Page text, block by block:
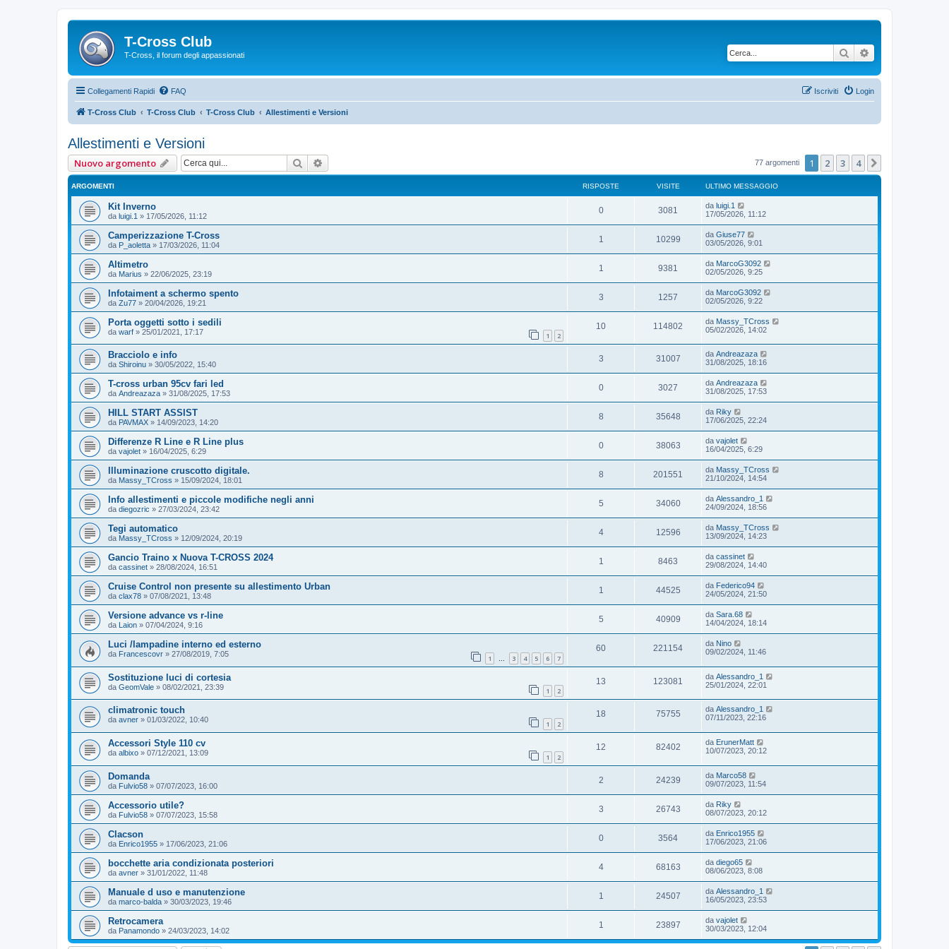
T-Cross Club
T-Cross, il forum degli appassionati Cerca
Collegamenti Rapidi FAQ Login
Iscriviti
T-Cross Club T-Cross Club T-Cross Club Allestimenti e Versioni
Allestimenti e Versioni
Nuovo argomento Cerca 77 argomenti 1 2 3 4
ARGOMENTI RISPOSTE VISITE ULTIMO MESSAGGIO
Kit Inverno
da luigi.1 » 17/05/2026, 11:12
0 3081 da luigi.1
17/05/2026, 11:12
Camperizzazione T-Cross
da P_aoletta » 17/03/2026, 11:04
1 10299 da Giuse77
03/05/2026, 9:01
Altimetro
da Marius » 22/06/2025, 23:19
1 9381 da MarcoG3092
02/05/2026, 9:25
Infotaiment a schermo spento
da Zu77 » 20/04/2026, 19:21
3 1257 da MarcoG3092
02/05/2026, 9:22
Porta oggetti sotto i sedili
da warf » 25/01/2021, 17:17 1 2
10 114802 da Massy_TCross
05/02/2026, 14:02
Bracciolo e info
da Shiroinu » 30/05/2022, 15:40
3 31007 da Andreazaza
31/08/2025, 18:16
T-cross urban 95cv fari led
da Andreazaza » 31/08/2025, 17:53
0 3027 da Andreazaza
31/08/2025, 17:53
HILL START ASSIST
da PAVMAX » 14/09/2023, 14:20
8 35648 da Riky
17/06/2025, 22:24
Differenze R Line e R Line plus
da vajolet » 16/04/2025, 6:29
0 38063 da vajolet
16/04/2025, 6:29
Illuminazione cruscotto digitale.
da Massy_TCross » 15/09/2024, 18:01
8 201551 da Massy_TCross
21/10/2024, 14:54
Info allestimenti e piccole modifiche negli anni
da diegozric » 27/03/2024, 23:42
5 34060 da Alessandro_1
24/09/2024, 18:56
Tegi automatico
da Massy_TCross » 12/09/2024, 20:19
4 12596 da Massy_TCross
13/09/2024, 14:23
Gancio Traino x Nuova T-CROSS 2024
da cassinet » 28/08/2024, 16:51
1 8463 da cassinet
29/08/2024, 14:40
Cruise Control non presente su allestimento Urban
da clax78 » 07/08/2021, 13:48
1 44525 da Federico94
24/05/2024, 21:50
Versione advance vs r-line
da Laion » 07/04/2024, 9:16
5 40909 da Sara.68
14/04/2024, 18:14
Luci /lampadine interno ed esterno
da Francescovr » 27/08/2019, 7:05 1 … 3 4 5 6 7
60 221154 da Nino
09/02/2024, 11:46
Sostituzione luci di cortesia
da GeomVale » 08/02/2021, 23:39 1 2
13 123081 da Alessandro_1
25/01/2024, 22:01
climatronic touch
da avner » 01/03/2022, 10:40 1 2
18 75755 da Alessandro_1
07/11/2023, 22:16
Accessori Style 110 cv
da albixo » 07/12/2021, 13:09 1 2
12 82402 da ErunerMatt
10/07/2023, 20:12
Domanda
da Fulvio58 » 07/07/2023, 16:00
2 24239 da Marco58
09/07/2023, 11:54
Accessorio utile?
da Fulvio58 » 07/07/2023, 15:58
3 26743 da Riky
08/07/2023, 20:12
Clacson
da Enrico1955 » 17/06/2023, 21:06
0 3564 da Enrico1955
17/06/2023, 21:06
bocchette aria condizionata posteriori
da avner » 31/01/2022, 11:48
4 68163 da diego65
08/06/2023, 8:08
Manuale d uso e manutenzione
da marco-balda » 30/03/2023, 19:46
1 24507 da Alessandro_1
16/05/2023, 23:53
Retrocamera
da Panamondo » 24/03/2023, 14:02
1 23897 da vajolet
30/03/2023, 12:04